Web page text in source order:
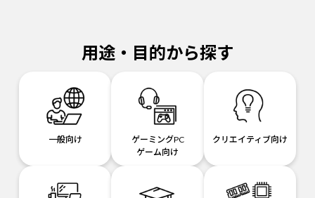
用途・目的から探す
一般向け
ゲーミングPC
ゲーム向け
クリエイティブ向け